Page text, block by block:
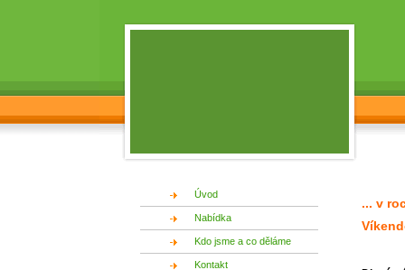
Úvod
Nabídka
Kdo jsme a co děláme
Kontakt
... v